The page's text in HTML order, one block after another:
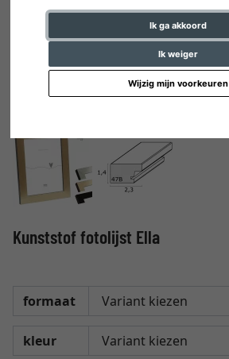
Ik ga akkoord
Ik weiger
Wijzig mijn voorkeuren
Kunststof fotolijst Ella
formaat
kleur